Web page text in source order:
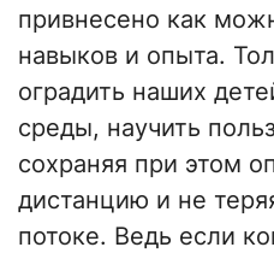
привнесено как
навыков и опыта.
оградить наших
среды, научить
сохраняя при этом
дистанцию и не
потоке. Ведь если